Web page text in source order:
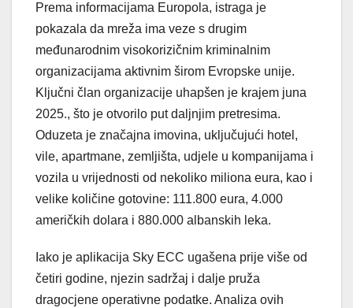
Prema informacijama Europola, istraga je
pokazala da mreža ima veze s drugim
međunarodnim visokorizičnim kriminalnim
organizacijama aktivnim širom Evropske unije.
Ključni član organizacije uhapšen je krajem juna
2025., što je otvorilo put daljnjim pretresima.
Oduzeta je značajna imovina, uključujući hotel,
vile, apartmane, zemljišta, udjele u kompanijama i
vozila u vrijednosti od nekoliko miliona eura, kao i
velike količine gotovine: 111.800 eura, 4.000
američkih dolara i 880.000 albanskih leka.
Iako je aplikacija Sky ECC ugašena prije više od
četiri godine, njezin sadržaj i dalje pruža
dragocjene operativne podatke. Analiza ovih